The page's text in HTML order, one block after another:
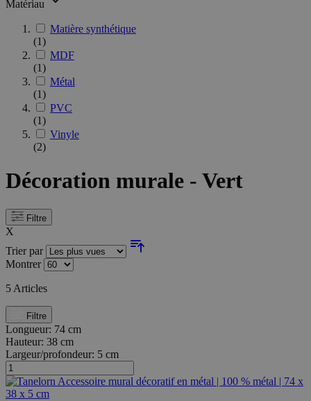
Matériau
Matière synthétique
(1)
MDF
(1)
Métal
(1)
PVC
(1)
Vinyle
(2)
Décoration murale - Vert
Filtre
X
Trier par
Montrer
5 Articles
Filtre
Longueur: 74 cm
Hauteur: 38 cm
Largeur/profondeur: 5 cm